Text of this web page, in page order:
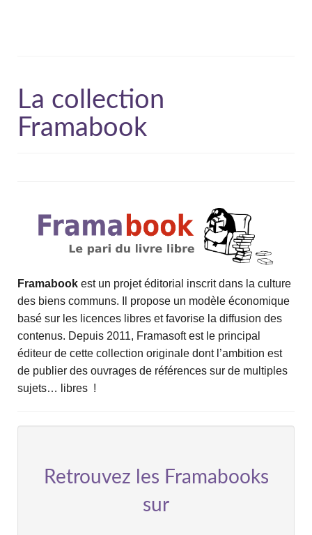
La collection
Framabook
Framabook est un projet éditorial inscrit dans la culture
des biens communs. Il propose un modèle économique
basé sur les licences libres et favorise la diffusion des
contenus. Depuis 2011, Framasoft est le principal
éditeur de cette collection originale dont l’ambition est
de publier des ouvrages de références sur de multiples
sujets… libres !
Retrouvez les Framabooks
sur